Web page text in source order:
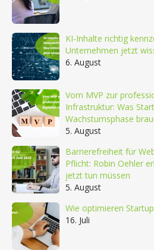
KI-Inhalte richtig
Unternehmen jetzt
6. August
Vom MVP zur
Infrastruktur: Was
Wachstumsphase
5. August
Barrierefreiheit für
Pflicht: Robin Oehler
jetzt tun müssen
5. August
Wie optimieren
16. Juli